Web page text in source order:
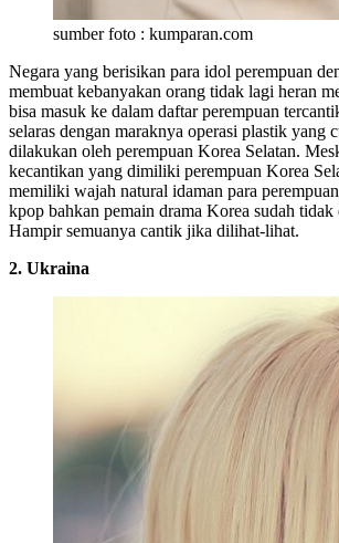
sumber foto : kumparan.com
Negara yang berisikan para idol perempuan
membuat kebanyakan orang tidak lagi heran
bisa masuk ke dalam daftar perempuan
selaras dengan maraknya operasi plastik yang
dilakukan oleh perempuan Korea Selatan.
kecantikan yang dimiliki perempuan Korea
memiliki wajah natural idaman para
kpop bahkan pemain drama Korea sudah
Hampir semuanya cantik jika dilihat-lihat.
2. Ukraina